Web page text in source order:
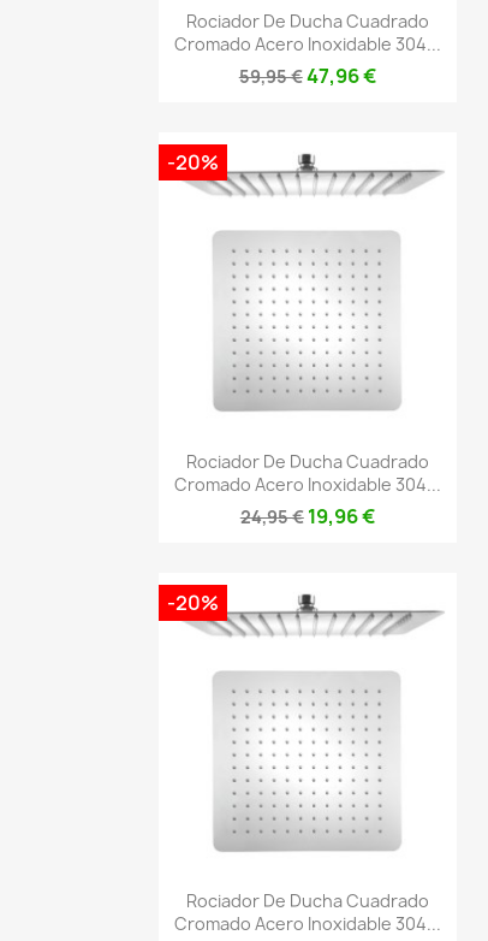
Vista rápida
Rociador De Ducha Cuadrado
Cromado Acero Inoxidable 304...
59,95 €47,96 €
Vista rápida
Rociador De Ducha Cuadrado
Cromado Acero Inoxidable 304...
24,95 € 19,96 €
-20%
Vista rápida
Rociador De Ducha Cuadrado
Cromado Acero Inoxidable 304...
-20%